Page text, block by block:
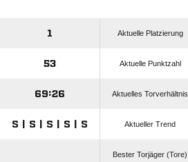
1 Aktuelle Platzierung
53 Aktuelle Punktzahl
69:26 Aktuelles Torverhältnis
S | S | S | S | S Aktueller Trend
Bester Torjäger (Tore)